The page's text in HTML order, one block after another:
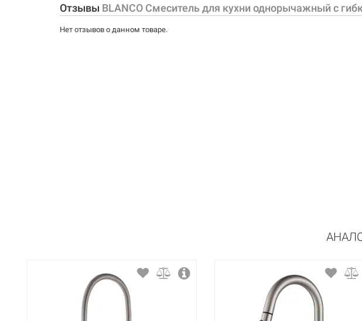
Тип конструкции:
Тип смесителя (крана):
Отзывы BLANCO Смеситель для кухни однорычажный с
Нет отзывов о данном товаре.